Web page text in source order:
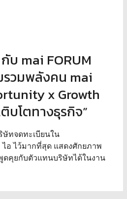
บ mai FORUM
รวมพลังคน mai
x Growth
บโตทางธุรกิจ”
ทจดทะเบียนใน
ไอ ไว้มากที่สุด แสดงศักยภาพ
ดคุยกับตัวแทนบริษัทได้ในงาน